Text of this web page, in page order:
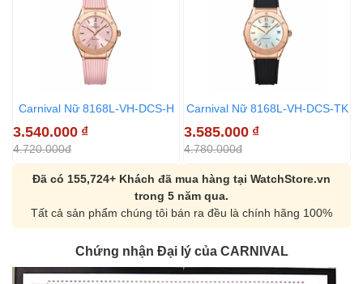
Carnival Nữ 8168L-VH-DCS-H
3.540.000 ₫
4.720.000đ
Carnival Nữ 8168L-VH-DCS-TK
3.585.000 ₫
4.780.000đ
Đã có 155,724+ Khách đã mua hàng tại WatchStore.vn
trong 5 năm qua.
Tất cả sản phẩm chúng tôi bán ra đều là chính hãng 100%
Chứng nhận Đại lý của CARNIVAL